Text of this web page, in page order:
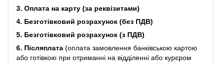
3. Оплата на карту (за реквізитами)
4. Безготівковий розрахунок (без ПДВ)
5. Безготівковий розрахунок (з ПДВ)
6. Післяплата (оплата замовлення банківською картою
або готівкою при отриманні на відділенні або курєром